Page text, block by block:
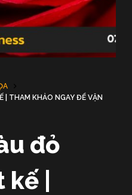
| THAM KHẢO NGAY ĐỂ VẬN
đỏ
|